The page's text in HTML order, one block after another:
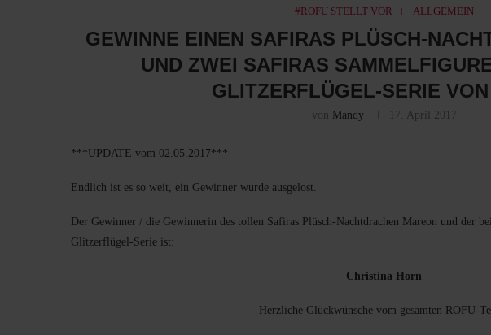
#ROFU STELLT VOR ALLGEMEIN
GEWINNE EINEN SAFIRAS PLÜSCH-
UND ZWEI SAFIRAS
GLITZERFLÜGEL-SERIE
von Mandy 17. April 2017
***UPDATE vom 02.05.2017***
Endlich ist es so weit, ein Gewinner wurde ausgelost.
Der Gewinner / die Gewinnerin des tollen Safiras Plüsch-Nachtdrachen Mareon und der
Glitzerflügel-Serie ist:
Christina Horn
Herzliche Glückwünsche vom gesamten ROFU-